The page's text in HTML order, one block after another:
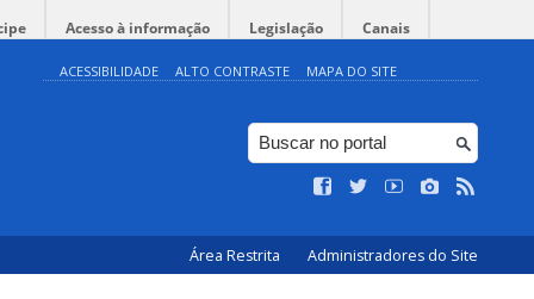
Acesso à informação Legislação Canais
ACESSIBILIDADE ALTO CONTRASTE MAPA DO SITE
Área Restrita Administradores do Site